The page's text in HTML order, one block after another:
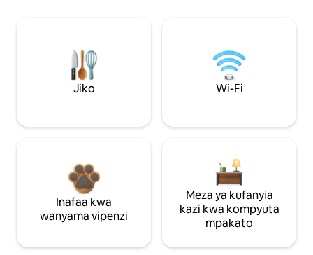
Jiko Wi-Fi
Inafaa kwa
wanyama vipenzi
Meza ya kufanyia
kazi kwa kompyuta
mpakato